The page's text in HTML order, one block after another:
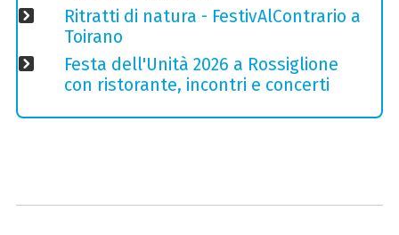
Ritratti di natura - FestivAlContrario a
Toirano
Festa dell'Unità 2026 a Rossiglione
con ristorante, incontri e concerti